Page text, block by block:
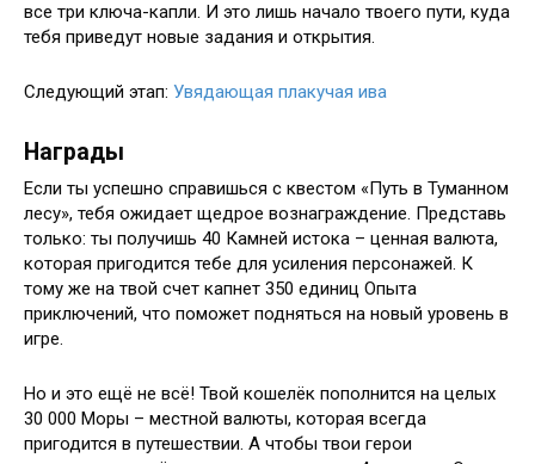
все три ключа-капли. И это лишь начало твоего пути, куда
тебя приведут новые задания и открытия.
Следующий этап: Увядающая плакучая ива
Награды
Если ты успешно справишься с квестом «Путь в Туманном
лесу», тебя ожидает щедрое вознаграждение. Представь
только: ты получишь 40 Камней истока – ценная валюта,
которая пригодится тебе для усиления персонажей. К
тому же на твой счет капнет 350 единиц Опыта
приключений, что поможет подняться на новый уровень в
игре.
Но и это ещё не всё! Твой кошелёк пополнится на целых
30 000 Моры – местной валюты, которая всегда
пригодится в путешествии. А чтобы твои герои